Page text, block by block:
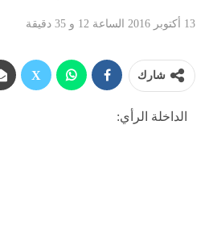
13 أكتوبر 2016 الساعة 12 و 35 دقيقة
شارك
الداخلة الرأي: